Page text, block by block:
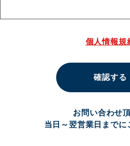
個人情報規
確認する
お問い合わせ
当日～翌営業日までに